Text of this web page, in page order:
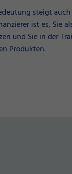
steigt
ist es, Sie
und Sie in der
Produkten.